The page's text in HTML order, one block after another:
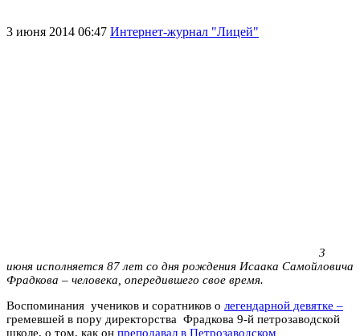
3 июня 2014 06:47 Интернет-журнал "Лицей"
3
июня исполняется 87 лет со дня рождения Исаака Самойловича
Фрадкова – человека, опередившего свое время.
Воспоминания учеников и соратников о легендарной девятке –
гремевшей в пору директорства Фрадкова 9-й петрозаводской
школе, о том, как он преподавал в Петрозаводском